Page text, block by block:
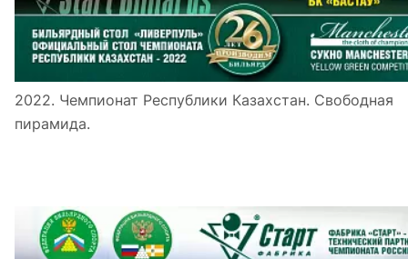
2022. Чемпионат Республики Казахстан. Свободная
пирамида.